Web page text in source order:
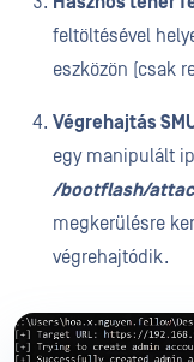
feltöltésével
eszközön (csak
Végrehajtás
egy manipulált
/bootflash/
megkerülésre
végrehajtódik.